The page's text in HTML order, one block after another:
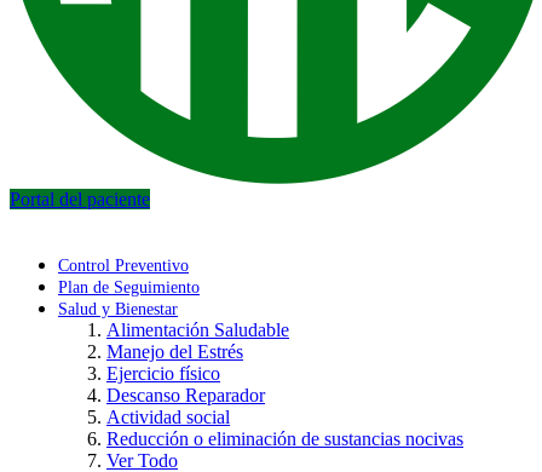
Portal del paciente
Control Preventivo
Plan de Seguimiento
Salud y Bienestar
Alimentación Saludable
Manejo del Estrés
Ejercicio físico
Descanso Reparador
Actividad social
Reducción o eliminación de sustancias nocivas
Ver Todo